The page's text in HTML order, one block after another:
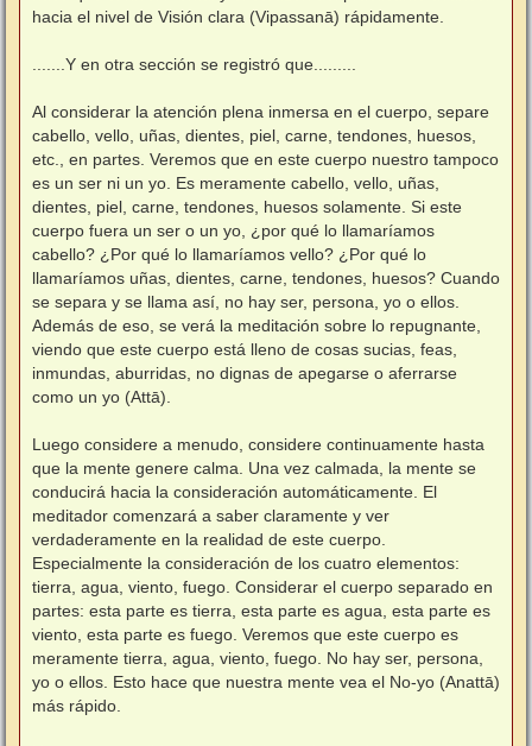
hacia el nivel de Visión clara (Vipassanā) rápidamente.
.......Y en otra sección se registró que.........
Al considerar la atención plena inmersa en el cuerpo, separe
cabello, vello, uñas, dientes, piel, carne, tendones, huesos,
etc., en partes. Veremos que en este cuerpo nuestro tampoco
es un ser ni un yo. Es meramente cabello, vello, uñas,
dientes, piel, carne, tendones, huesos solamente. Si este
cuerpo fuera un ser o un yo, ¿por qué lo llamaríamos
cabello? ¿Por qué lo llamaríamos vello? ¿Por qué lo
llamaríamos uñas, dientes, carne, tendones, huesos? Cuando
se separa y se llama así, no hay ser, persona, yo o ellos.
Además de eso, se verá la meditación sobre lo repugnante,
viendo que este cuerpo está lleno de cosas sucias, feas,
inmundas, aburridas, no dignas de apegarse o aferrarse
como un yo (Attā).
Luego considere a menudo, considere continuamente hasta
que la mente genere calma. Una vez calmada, la mente se
conducirá hacia la consideración automáticamente. El
meditador comenzará a saber claramente y ver
verdaderamente en la realidad de este cuerpo.
Especialmente la consideración de los cuatro elementos:
tierra, agua, viento, fuego. Considerar el cuerpo separado en
partes: esta parte es tierra, esta parte es agua, esta parte es
viento, esta parte es fuego. Veremos que este cuerpo es
meramente tierra, agua, viento, fuego. No hay ser, persona,
yo o ellos. Esto hace que nuestra mente vea el No-yo (Anattā)
más rápido.